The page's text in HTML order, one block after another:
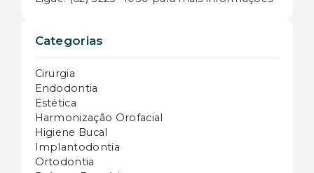
Categorias
Cirurgia
Endodontia
Estética
Harmonização Orofacial
Higiene Bucal
Implantodontia
Ortodontia